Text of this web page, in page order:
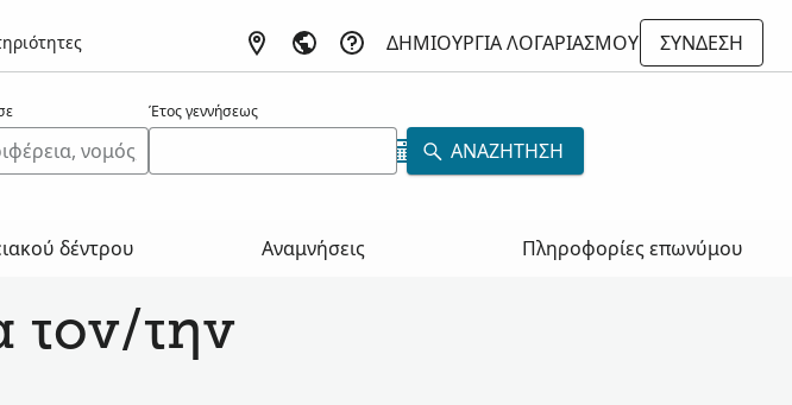
ΔΗΜΙΟΥΡΓΊΑ ΛΟΓΑΡΙΑΣΜΟΎ
ΣΎΝΔΕΣΗ
Έτος γεννήσεως
ΑΝΑΖΉΤΗΣΗ
δέντρου Αναμνήσεις Πληροφορίες επωνύμου
τον/την